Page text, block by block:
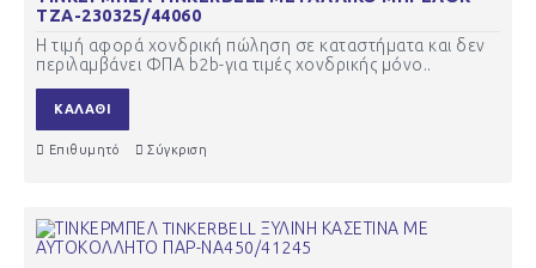
ΤΖΑ-230325/44060
Η τιμή αφορά χονδρική πώληση σε καταστήματα και δεν
περιλαμβάνει ΦΠΑ b2b-για τιμές χονδρικής μόνο..
ΚΑΛΆΘΙ
Επιθυμητό Σύγκριση